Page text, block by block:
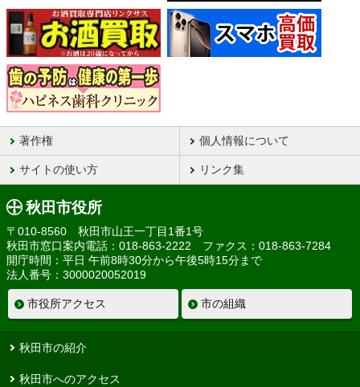
著作権 個人情報について
サイトの使い方 リンク集
秋田市役所
〒010-8560 秋田市山王一丁目1番1号
秋田市窓口案内電話：018-863-2222 ファクス：018-863-7284
開庁時間：平日 午前8時30分から午後5時15分まで
法人番号：3000020052019
市役所アクセス 市の組織
秋田市の紹介
秋田市へのアクセス